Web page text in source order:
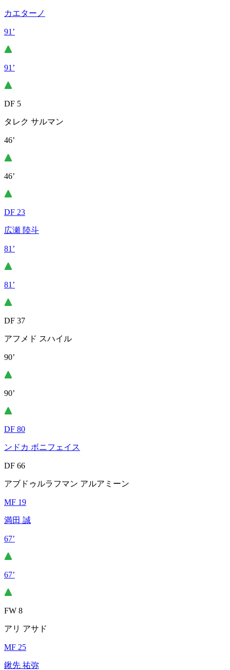
カエターノ
91’
91’
DF 5
タレク サルマン
46’
46’
DF 23
広瀬 陸斗
81’
81’
DF 37
アフメド スハイル
90’
90’
DF 80
ンドカ ボニフェイス
DF 66
アブドゥルラフマン アルアミーン
MF 19
満田 誠
67’
67’
FW 8
アリ アサド
MF 25
鍬先 祐弥